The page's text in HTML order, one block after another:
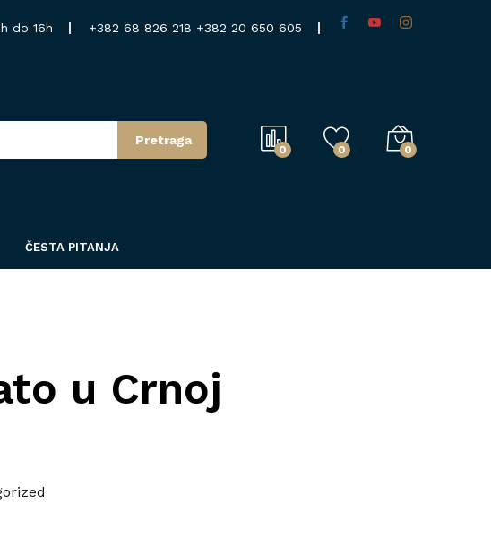
do 16h +382 68 826 218 +382 20 650 605
Pretraga
0 0 0
ČESTA PITANJA
u Crnoj